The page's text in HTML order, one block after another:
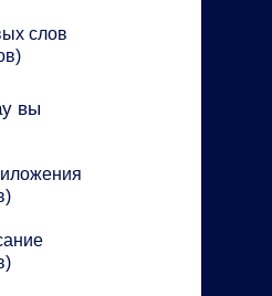
вы
слов